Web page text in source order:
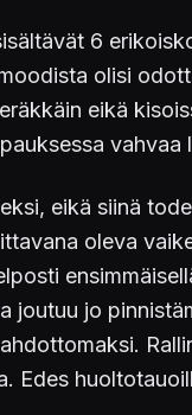
6
olisi
eikä
vahvaa
eikä siinä
oleva
jo
Edes